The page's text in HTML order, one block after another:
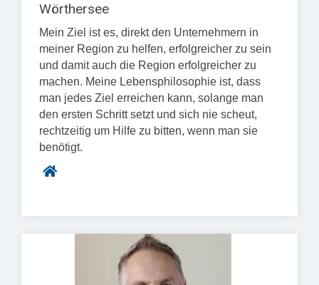
Wörthersee
Mein Ziel ist es, direkt den Unternehmern in
meiner Region zu helfen, erfolgreicher zu sein
und damit auch die Region erfolgreicher zu
machen. Meine Lebensphilosophie ist, dass
man jedes Ziel erreichen kann, solange man
den ersten Schritt setzt und sich nie scheut,
rechtzeitig um Hilfe zu bitten, wenn man sie
benötigt.